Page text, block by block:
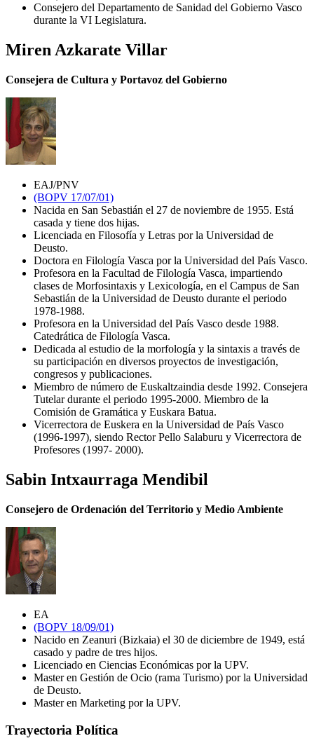
Consejero del Departamento de Sanidad del Gobierno Vasco
durante la VI Legislatura.
Miren Azkarate Villar
Consejera de Cultura y Portavoz del Gobierno
EAJ/PNV
(BOPV 17/07/01)
Nacida en San Sebastián el 27 de noviembre de 1955. Está
casada y tiene dos hijas.
Licenciada en Filosofía y Letras por la Universidad de
Deusto.
Doctora en Filología Vasca por la Universidad del País Vasco.
Profesora en la Facultad de Filología Vasca, impartiendo
clases de Morfosintaxis y Lexicología, en el Campus de San
Sebastián de la Universidad de Deusto durante el periodo
1978-1988.
Profesora en la Universidad del País Vasco desde 1988.
Catedrática de Filología Vasca.
Dedicada al estudio de la morfología y la sintaxis a través de
su participación en diversos proyectos de investigación,
congresos y publicaciones.
Miembro de número de Euskaltzaindia desde 1992. Consejera
Tutelar durante el periodo 1995-2000. Miembro de la
Comisión de Gramática y Euskara Batua.
Vicerrectora de Euskera en la Universidad de País Vasco
(1996-1997), siendo Rector Pello Salaburu y Vicerrectora de
Profesores (1997- 2000).
Sabin Intxaurraga Mendibil
Consejero de Ordenación del Territorio y Medio Ambiente
EA
(BOPV 18/09/01)
Nacido en Zeanuri (Bizkaia) el 30 de diciembre de 1949, está
casado y padre de tres hijos.
Licenciado en Ciencias Económicas por la UPV.
Master en Gestión de Ocio (rama Turismo) por la Universidad
de Deusto.
Master en Marketing por la UPV.
Trayectoria Política